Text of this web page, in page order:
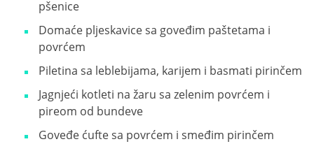
pšenice
Domaće pljeskavice sa goveđim paštetama i
povrćem
Piletina sa leblebijama, karijem i basmati pirinčem
Jagnjeći kotleti na žaru sa zelenim povrćem i
pireom od bundeve
Goveđe ćufte sa povrćem i smeđim pirinčem